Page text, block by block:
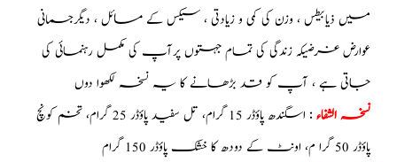
میں ذیابیطس ، وزن کی کمی و زیادتی ، سیکس کے مسائل ، ديگرجسمانی
عوارض غرضيکہ زندگی کی تمام جہتوں پرآپ کی مکمل رہنمائی کی
جاتی ہے ، آپ کو قد بڑھانے کا یہ نسخہ لکھوا دوں
نسخہ الشفاء
: اسگندھ پاؤڈر 15 گرام، تل سفید پاؤڈر 25 گرام، تخم کونچ
پاؤڈر 50 گرا م، اونٹ کے دودھ کا خشک پاؤڈر 150 گرام